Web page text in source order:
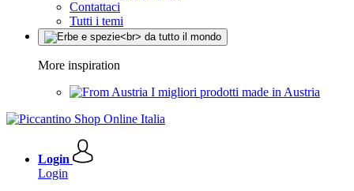
Contattaci
Tutti i temi
More inspiration
I migliori prodotti made in Austria
Login
Login